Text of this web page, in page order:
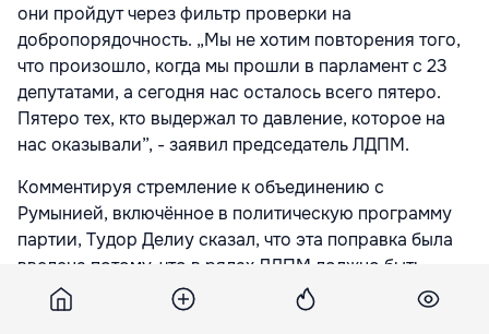
они пройдут через фильтр проверки на
добропорядочность. „Мы не хотим повторения того,
что произошло, когда мы прошли в парламент с 23
депутатами, а сегодня нас осталось всего пятеро.
Пятеро тех, кто выдержал то давление, которое на
нас оказывали”, - заявил председатель ЛДПМ.
Комментируя стремление к объединению с
Румынией, включённое в политическую программу
партии, Тудор Делиу сказал, что эта поправка была
введена потому, что в рядах ЛДПМ должно быть
место и для тех, кто ощущает себя румыном, думает
по-румынски и способен осуществить проекты по